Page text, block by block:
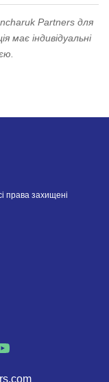
Partners для
має індивідуальні
права захищені